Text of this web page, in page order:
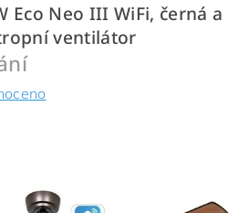
Eco Neo III WiFi, černá a
ventilátor